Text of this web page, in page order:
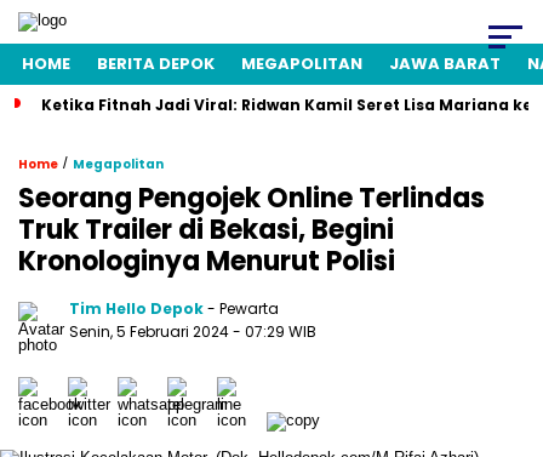
HOME BERITA DEPOK MEGAPOLITAN JAWA BARAT
Ketika Fitnah Jadi Viral: Ridwan Kamil Seret Lisa Mariana ke
Home / Megapolitan
Seorang Pengojek Online Terlindas
Truk Trailer di Bekasi, Begini
Kronologinya Menurut Polisi
Tim Hello Depok- Pewarta
Senin, 5 Februari 2024 - 07:29 WIB